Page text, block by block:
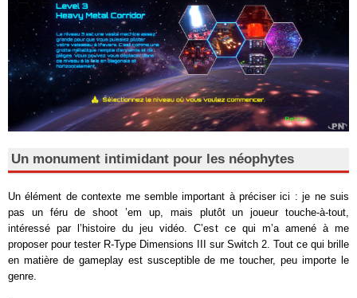
Un monument intimidant pour les néophytes
Un élément de contexte me semble important à préciser ici : je ne suis
pas un féru de shoot ’em up, mais plutôt un joueur touche-à-tout,
intéressé par l’histoire du jeu vidéo. C’est ce qui m’a amené à me
proposer pour tester R-Type Dimensions III sur Switch 2. Tout ce qui brille
en matière de gameplay est susceptible de me toucher, peu importe le
genre.